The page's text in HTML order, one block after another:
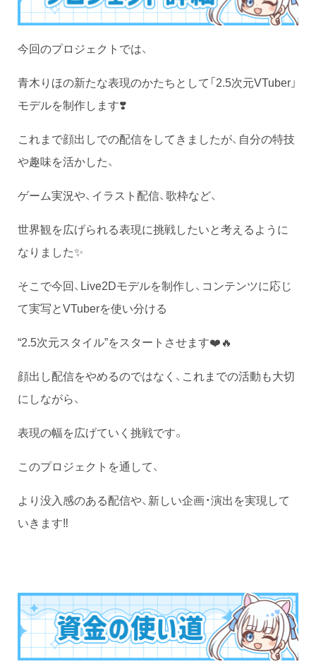
今回のプロジェクトでは、
青木りほの新たな表現のかたちとして「2.5次元VTuber」
モデルを制作します❣️
これまで顔出しでの配信をしてきましたが、自分の特技
や趣味を活かした、
ゲーム実況や、イラスト配信、歌枠など、
世界観を広げられる表現に挑戦したいと考えるように
なりました✨️
そこで今回、Live2Dモデルを制作し、コンテンツに応じ
て実写とVTuberを使い分ける
“2.5次元スタイル”をスタートさせます❤️🔥
顔出し配信をやめるのではなく、これまでの活動も大切
にしながら、
表現の幅を広げていく挑戦です。
このプロジェクトを通して、
より没入感のある配信や、新しい企画・演出を実現して
いきます‼️